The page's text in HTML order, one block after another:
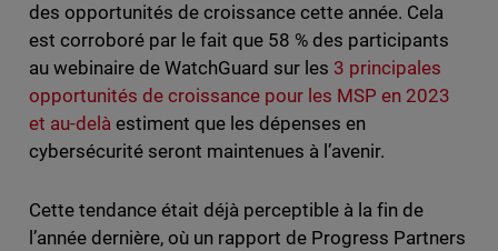
des opportunités de croissance cette année. Cela
est corroboré par le fait que 58 % des participants
au webinaire de WatchGuard sur les 3 principales
opportunités de croissance pour les MSP en 2023
et au-delàestiment que les dépenses en
cybersécurité seront maintenues à l’avenir.
Cette tendance était déjà perceptible à la fin de
l’année dernière, où un rapport de Progress Partners